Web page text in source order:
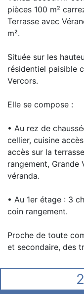
pièces 100 m²
Terrasse avec
m².
Située sur les
résidentiel paisible
Vercors.
Elle se compose :
• Au rez de
cellier, cuisine
accès sur la
rangement, Grande
véranda.
• Au 1er étage : 3
coin rangement.
Proche de toute
et secondaire, des